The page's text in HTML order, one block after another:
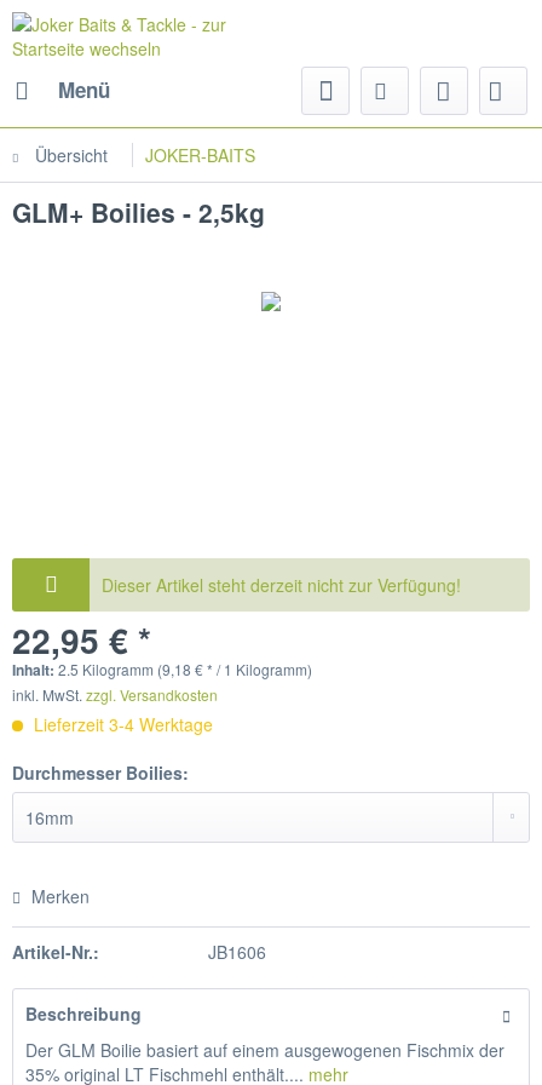
Menü
Übersicht JOKER-BAITS
GLM+ Boilies - 2,5kg
Dieser Artikel steht derzeit nicht zur Verfügung!
22,95 € *
Inhalt: 2.5 Kilogramm (9,18 € * / 1 Kilogramm)
inkl. MwSt. zzgl. Versandkosten
Lieferzeit 3-4 Werktage
Durchmesser Boilies:
Merken
Artikel-Nr.: JB1606
Beschreibung
Der GLM Boilie basiert auf einem ausgewogenen Fischmix der
35% original LT Fischmehl enthält.... mehr